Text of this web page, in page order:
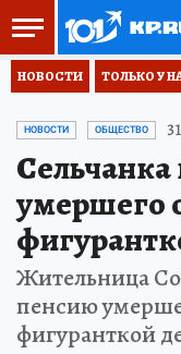
НОВОСТИ ТОЛЬКО У
НОВОСТИ ОБЩЕСТВО
умершего
Жительница
пенсию
фигуранткой